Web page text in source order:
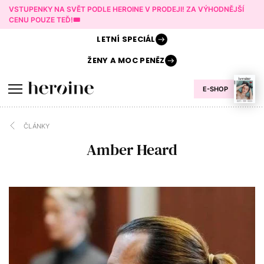
VSTUPENKY NA SVĚT PODLE HEROINE V PRODEJI! ZA VÝHODNĚJŠÍ
CENU POUZE TEĎ!🎟️
E-SHOP
LETNÍ SPECIÁL
ŽENY AMOC PENĚZ
ČLÁNKY
Amber Heard